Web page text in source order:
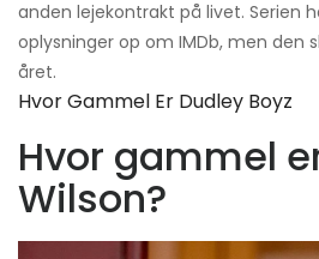
anden lejekontrakt på livet. Serien
oplysninger op om IMDb, men den
året.
Hvor Gammel Er Dudley Boyz
Hvor gammel
Wilson?